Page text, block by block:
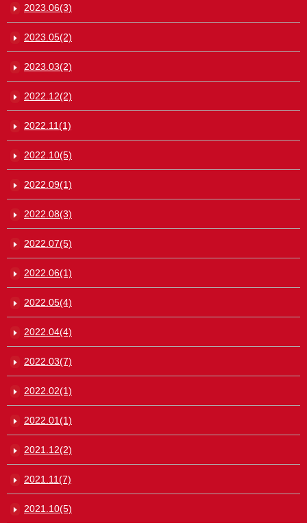
2023.06(3)
2023.05(2)
2023.03(2)
2022.12(2)
2022.11(1)
2022.10(5)
2022.09(1)
2022.08(3)
2022.07(5)
2022.06(1)
2022.05(4)
2022.04(4)
2022.03(7)
2022.02(1)
2022.01(1)
2021.12(2)
2021.11(7)
2021.10(5)